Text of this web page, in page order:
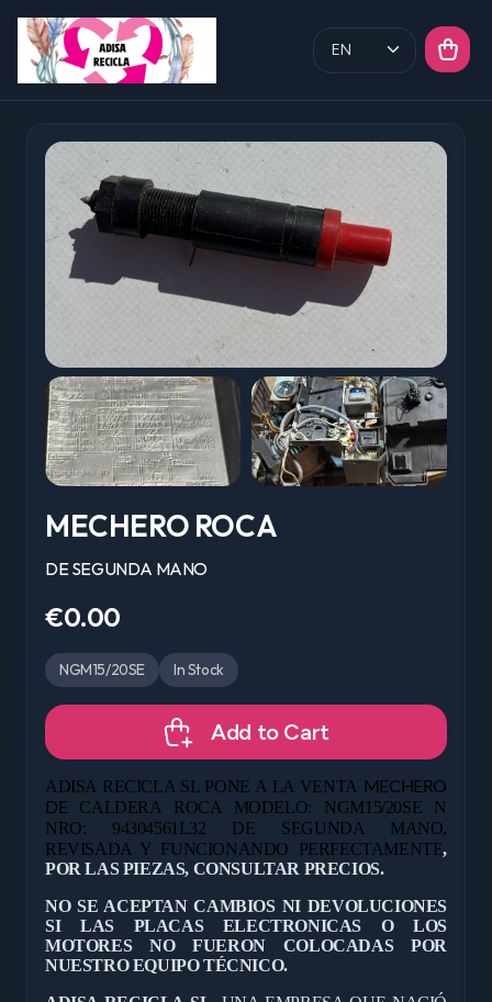
MECHERO ROCA
DE SEGUNDA MANO
€0.00
NGM15/20SE In Stock
Add to Cart
ADISA RECICLA SL PONE A LA VENTA
MECHERO
DE CALDERA ROCA MODELO: NGM15/20SE N
NRO: 94304561L32 DE
SEGUNDA MANO,
REVISADA Y FUNCIONANDO PERFECTAMENTE,
POR LAS PIEZAS, CONSULTAR PRECIOS.
NO SE ACEPTAN CAMBIOS NI DEVOLUCIONES
SI LAS PLACAS ELECTRONICAS O LOS
MOTORES NO FUERON COLOCADAS POR
NUESTRO EQUIPO TÉCNICO.